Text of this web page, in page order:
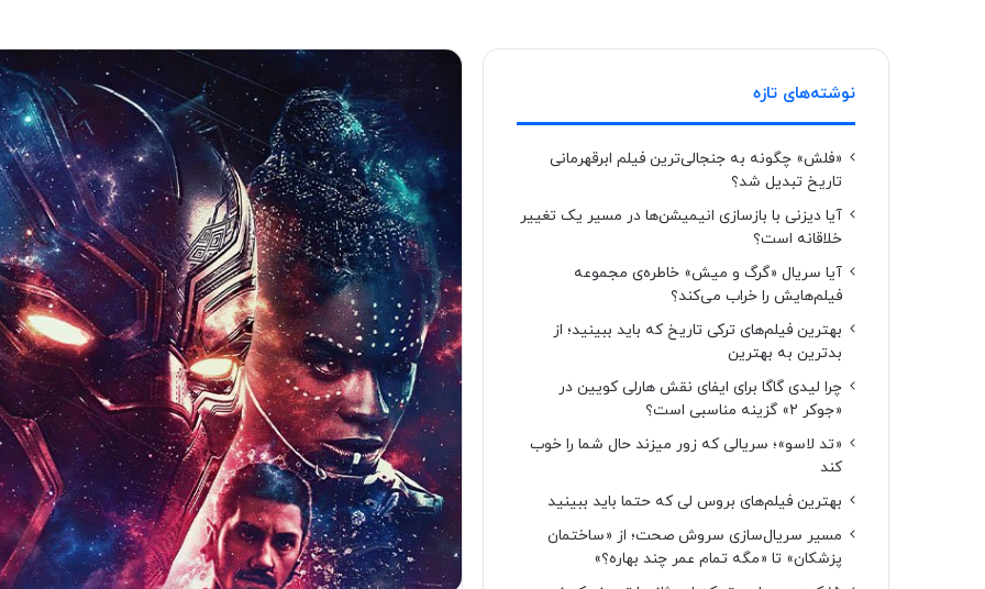
نوشته‌های تازه
«فلش» چگونه به جنجالی‌ترین فیلم ابرقهرمانی
تاریخ تبدیل شد؟
آیا دیزنی با بازسازی انیمیشن‌ها در مسیر یک تغییر
خلاقانه است؟
آیا سریال «گرگ و میش» خاطره‌ی مجموعه‌
فیلم‌هایش را خراب می‌کند؟
بهترین فیلم‌های ترکی تاریخ که باید ببینید؛ از
بدترین به بهترین
چرا لیدی گاگا برای ایفای نقش هارلی کویین در
«جوکر ۲» گزینه مناسبی است؟
«تد لاسو»؛ سریالی که زور میزند حال شما را خوب
کند
بهترین فیلم‌های بروس لی که حتما باید ببینید
مسیر سریال‌سازی سروش صحت؛ از «ساختمان
پزشکان» تا «مگه تمام عمر چند بهاره؟»